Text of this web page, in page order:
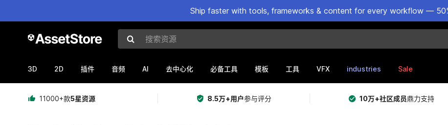
Ship faster with tools, frameworks & content for every workflow —
搜索资源
3D 2D 插件 音频 AI 去中心化 必备工具 模板 工具 VFX industries Sale
11000+款5星资源 8.5万+用户参与评分 10万+社区成员鼎力支持